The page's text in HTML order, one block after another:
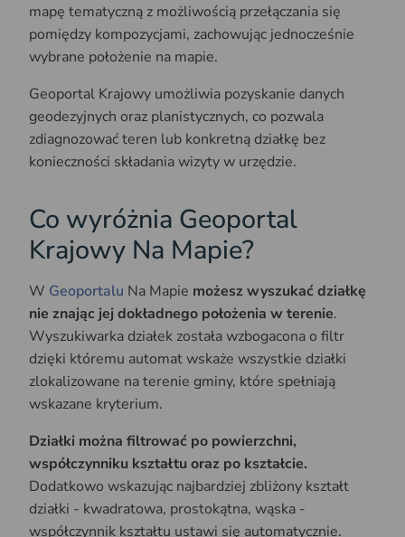
mapę tematyczną z możliwością przełączania się
pomiędzy kompozycjami, zachowując jednocześnie
wybrane położenie na mapie.
Geoportal Krajowy umożliwia pozyskanie danych
geodezyjnych oraz planistycznych, co pozwala
zdiagnozować teren lub konkretną działkę bez
konieczności składania wizyty w urzędzie.
Co wyróżnia Geoportal
Krajowy Na Mapie?
W Geoportalu Na Mapie możesz wyszukać działkę
nie znając jej dokładnego położenia w terenie.
Wyszukiwarka działek została wzbogacona o filtr
dzięki któremu automat wskaże wszystkie działki
zlokalizowane na terenie gminy, które spełniają
wskazane kryterium.
Działki można filtrować po powierzchni,
współczynniku kształtu oraz po kształcie.
Dodatkowo wskazując najbardziej zbliżony kształt
działki - kwadratowa, prostokątna, wąska -
współczynnik kształtu ustawi się automatycznie.